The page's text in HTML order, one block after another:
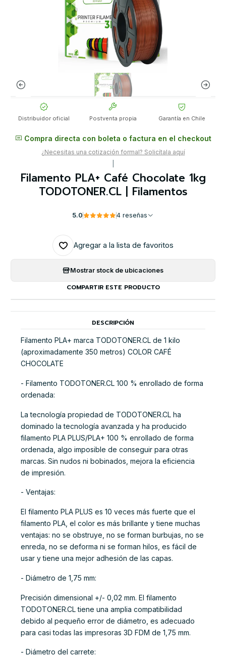
Distribuidor oficial Postventa propia Garantía en Chile
Compra directa con boleta o factura en el checkout
¿Necesitas una cotización formal? Solicítala aquí
Filamento PLA+ Café Chocolate 1kg
TODOTONER.CL | Filamentos
5.0 4 reseñas
Agregar a la lista de favoritos
Mostrar stock de ubicaciones
COMPARTIR ESTE PRODUCTO
DESCRIPCIÓN
Filamento PLA+ marca TODOTONER.CL de 1 kilo
(aproximadamente 350 metros) COLOR CAFÉ
CHOCOLATE
- Filamento TODOTONER.CL 100 % enrollado de forma
ordenada:
La tecnología propiedad de TODOTONER.CL ha
dominado la tecnología avanzada y ha producido
filamento PLA PLUS/PLA+ 100 % enrollado de forma
ordenada, algo imposible de conseguir para otras
marcas. Sin nudos ni bobinados, mejora la eficiencia
de impresión.
- Ventajas:
El filamento PLA PLUS es 10 veces más fuerte que el
filamento PLA, el color es más brillante y tiene muchas
ventajas: no se obstruye, no se forman burbujas, no se
enreda, no se deforma ni se forman hilos, es fácil de
usar y tiene una mejor adhesión de las capas.
- Diámetro de 1,75 mm:
Precisión dimensional +/- 0,02 mm. El filamento
TODOTONER.CL tiene una amplia compatibilidad
debido al pequeño error de diámetro, es adecuado
para casi todas las impresoras 3D FDM de 1,75 mm.
- Diámetro del carrete: